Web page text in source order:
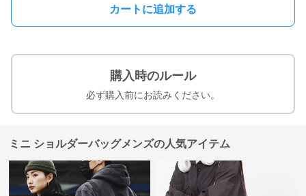
カートに追加する
購入時のルール
必ず購入前にお読みください。
ミニ ショルダーバッグメンズの人気アイテム